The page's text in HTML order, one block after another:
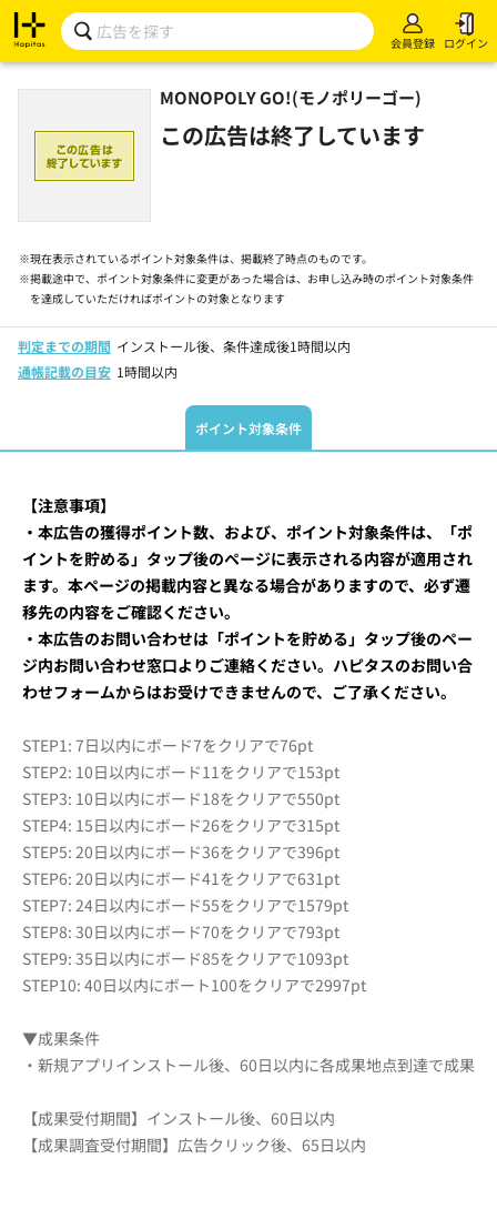
会員登録 ログイン
MONOPOLY GO!(モノポリーゴー)
この広告は終了しています
※現在表示されているポイント対象条件は、掲載終了時点のものです。
※掲載途中で、ポイント対象条件に変更があった場合は、お申し込み時のポイント対象条件
を達成していただければポイントの対象となります
判定までの期間 インストール後、条件達成後1時間以内
通帳記載の目安 1時間以内
ポイント対象条件
【注意事項】
・本広告の獲得ポイント数、および、ポイント対象条件は、「ポ
イントを貯める」タップ後のページに表示される内容が適用され
ます。本ページの掲載内容と異なる場合がありますので、必ず遷
移先の内容をご確認ください。
・本広告のお問い合わせは「ポイントを貯める」タップ後のペー
ジ内お問い合わせ窓口よりご連絡ください。ハピタスのお問い合
わせフォームからはお受けできませんので、ご了承ください。
STEP1: 7日以内にボード7をクリアで76pt
STEP2: 10日以内にボード11をクリアで153pt
STEP3: 10日以内にボード18をクリアで550pt
STEP4: 15日以内にボード26をクリアで315pt
STEP5: 20日以内にボード36をクリアで396pt
STEP6: 20日以内にボード41をクリアで631pt
STEP7: 24日以内にボード55をクリアで1579pt
STEP8: 30日以内にボード70をクリアで793pt
STEP9: 35日以内にボード85をクリアで1093pt
STEP10: 40日以内にボート100をクリアで2997pt
▼成果条件
・新規アプリインストール後、60日以内に各成果地点到達で成果
【成果受付期間】インストール後、60日以内
【成果調査受付期間】広告クリック後、65日以内